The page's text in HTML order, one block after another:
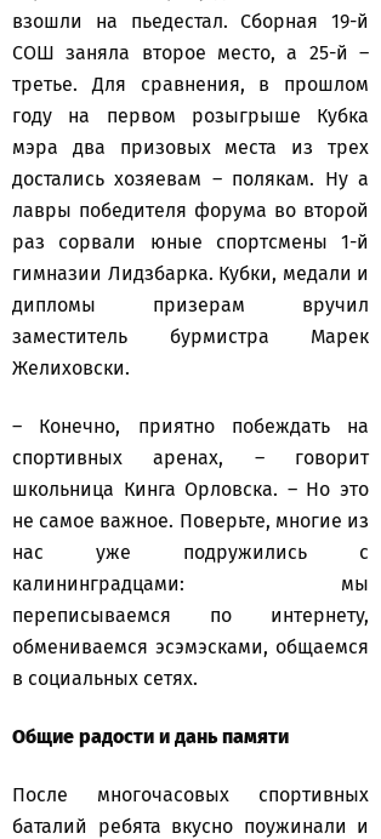
взошли на пьедестал. Сборная 19-й
СОШ заняла второе место, а 25-й –
третье. Для сравнения, в прошлом
году на первом розыгрыше Кубка
мэра два призовых места из трех
достались хозяевам – полякам. Ну а
лавры победителя форума во второй
раз сорвали юные спортсмены 1-й
гимназии Лидзбарка. Кубки, медали и
дипломы призерам вручил
заместитель бурмистра Марек
Желиховски.
– Конечно, приятно побеждать на
спортивных аренах, – говорит
школьница Кинга Орловска. – Но это
не самое важное. Поверьте, многие из
нас уже подружились с
калининградцами: мы
переписываемся по интернету,
обмениваемся эсэмэсками, общаемся
в социальных сетях.
Общие радости и дань памяти
После многочасовых спортивных
баталий ребята вкусно поужинали и